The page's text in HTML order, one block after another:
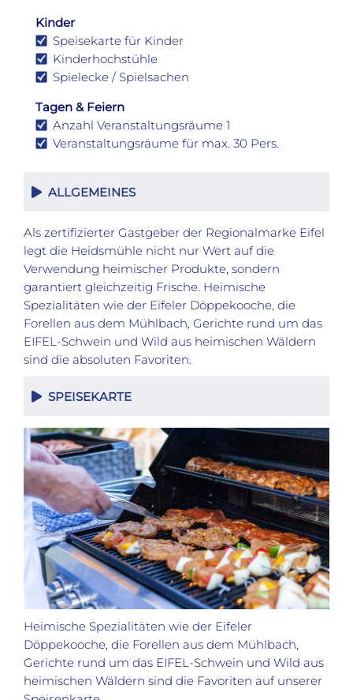
Kinder
Speisekarte für Kinder
Kinderhochstühle
Spielecke / Spielsachen
Tagen & Feiern
Anzahl Veranstaltungsräume 1
Veranstaltungsräume für max. 30 Pers.
ALLGEMEINES
Als zertifizierter Gastgeber der Regionalmarke Eifel
legt die Heidsmühle nicht nur Wert auf die
Verwendung heimischer Produkte, sondern
garantiert gleichzeitig Frische. Heimische
Spezialitäten wie der Eifeler Döppekooche, die
Forellen aus dem Mühlbach, Gerichte rund um das
EIFEL-Schwein und Wild aus heimischen Wäldern
sind die absoluten Favoriten.
SPEISEKARTE
Heimische Spezialitäten wie der Eifeler
Döppekooche, die Forellen aus dem Mühlbach,
Gerichte rund um das EIFEL-Schwein und Wild aus
heimischen Wäldern sind die Favoriten auf unserer